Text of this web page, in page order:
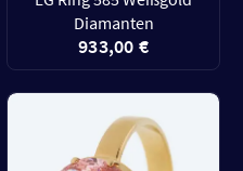
Diamanten
933,00 €